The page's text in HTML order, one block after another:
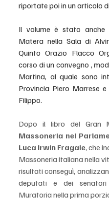
riportate poi in un articolo
Il volume è stato
Matera nella Sala di
Quinto Orazio Flacco
corso di un convegno ,
Martina, al quale sono
Provincia Piero Marrese
Filippo.
Dopo il libro del Gran
Massoneria nel
Luca Irwin Fragale, che
Massoneria italiana nella
risultati conseguì,
deputati e dei senatori
Muratoria nella prima